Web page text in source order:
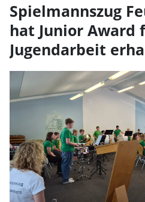
Spielmannszug
hat Junior Award
Jugendarbeit